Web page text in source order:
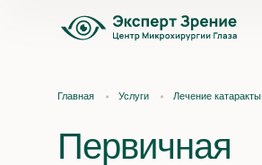
Главная Услуги Лечение катаракты
Первичная